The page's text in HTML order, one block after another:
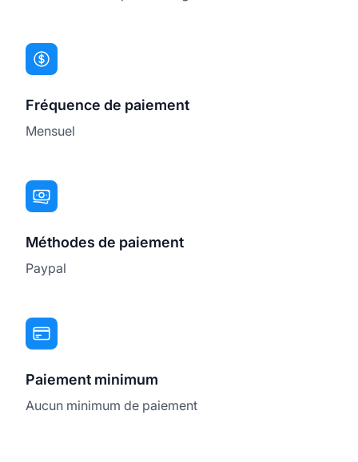
Fréquence de paiement
Mensuel
Méthodes de paiement
Paypal
Paiement minimum
Aucun minimum de paiement